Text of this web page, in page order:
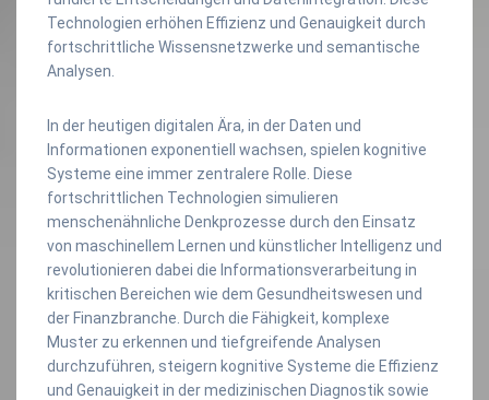
Technologien erhöhen Effizienz und Genauigkeit durch
fortschrittliche Wissensnetzwerke und semantische
Analysen.
In der heutigen digitalen Ära, in der Daten und
Informationen exponentiell wachsen, spielen kognitive
Systeme eine immer zentralere Rolle. Diese
fortschrittlichen Technologien simulieren
menschenähnliche Denkprozesse durch den Einsatz
von maschinellem Lernen und künstlicher Intelligenz und
revolutionieren dabei die Informationsverarbeitung in
kritischen Bereichen wie dem Gesundheitswesen und
der Finanzbranche. Durch die Fähigkeit, komplexe
Muster zu erkennen und tiefgreifende Analysen
durchzuführen, steigern kognitive Systeme die Effizienz
und Genauigkeit in der medizinischen Diagnostik sowie